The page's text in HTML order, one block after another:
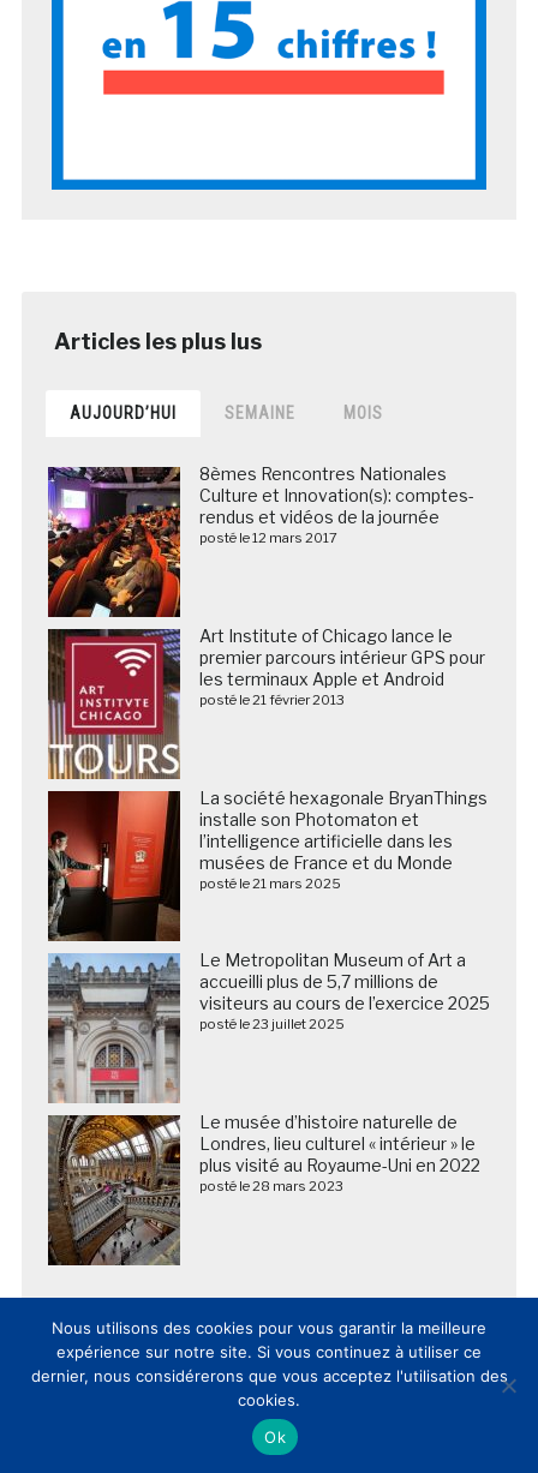
AUJOURD’HUI SEMAINE MOIS
8èmes Rencontres Nationales
Culture et Innovation(s): comptes-
rendus et vidéos de la journée
posté le 12 mars 2017
Art Institute of Chicago lance le
premier parcours intérieur GPS pour
les terminaux Apple et Android
posté le 21 février 2013
La société hexagonale BryanThings
installe son Photomaton et
l’intelligence artificielle dans les
musées de France et du Monde
posté le 21 mars 2025
Le Metropolitan Museum of Art a
accueilli plus de 5,7 millions de
visiteurs au cours de l’exercice 2025
posté le 23 juillet 2025
Le musée d’histoire naturelle de
Londres, lieu culturel « intérieur » le
plus visité au Royaume-Uni en 2022
posté le 28 mars 2023
Nous utilisons des cookies pour vous garantir la meilleure
expérience sur notre site. Si vous continuez à utiliser ce
dernier, nous considérerons que vous acceptez l'utilisation des
cookies.
Ok